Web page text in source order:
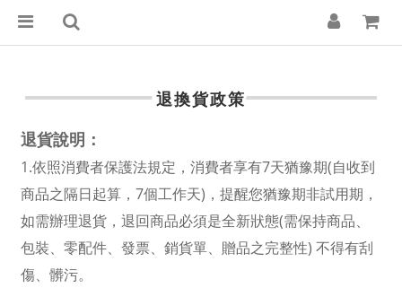
退換貨政策
退貨說明：
1.依照消費者保護法規定，消費者享有7天猶豫期(自收到
商品之隔日起算，7個工作天)，提醒您猶豫期非試用期，
如需辦理退貨，退回商品必須是全新狀態(需保持商品、
包裝、零配件、發票、銷貨單、贈品之完整性) 不得有刮
傷、髒污。